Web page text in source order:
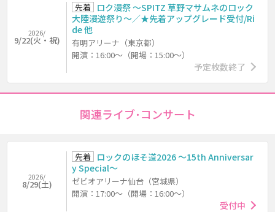
2026/
9/22(火・祝)
先着
ロク漫祭 ～SPITZ 草野マサムネのロック
大陸漫遊祭り～／★先着アップグレード受付/Ri
de 他
有明アリーナ（東京都）
開演：16:00～（開場：15:00～）
予定枚数終了
関連ライブ･コンサート
2026/
8/29(土)
先着
ロックのほそ道2026 ～15th Anniversar
y Special～
ゼビオアリーナ仙台（宮城県）
開演：17:00～（開場：16:00～）
受付中